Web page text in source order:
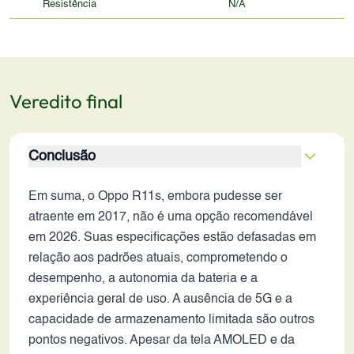
Resistência N/A
Veredito final
Conclusão
Em suma, o Oppo R11s, embora pudesse ser
atraente em 2017, não é uma opção recomendável
em 2026. Suas especificações estão defasadas em
relação aos padrões atuais, comprometendo o
desempenho, a autonomia da bateria e a
experiência geral de uso. A ausência de 5G e a
capacidade de armazenamento limitada são outros
pontos negativos. Apesar da tela AMOLED e da